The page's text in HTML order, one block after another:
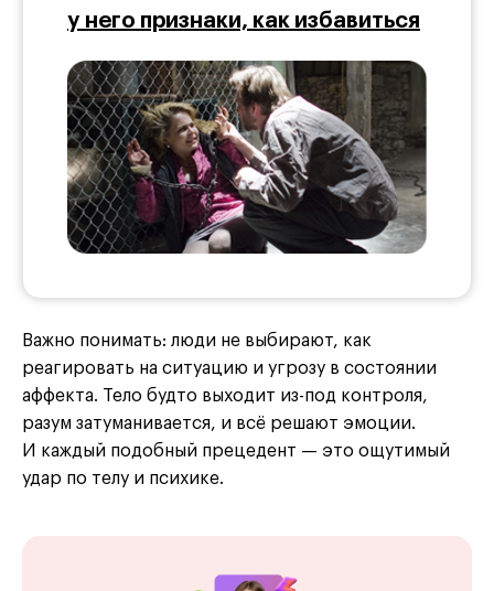
у него признаки, как избавиться
Важно понимать: люди не выбирают, как
реагировать на ситуацию и угрозу в состоянии
аффекта. Тело будто выходит из-под контроля,
разум затуманивается, и всё решают эмоции.
И каждый подобный прецедент — это ощутимый
удар по телу и психике.